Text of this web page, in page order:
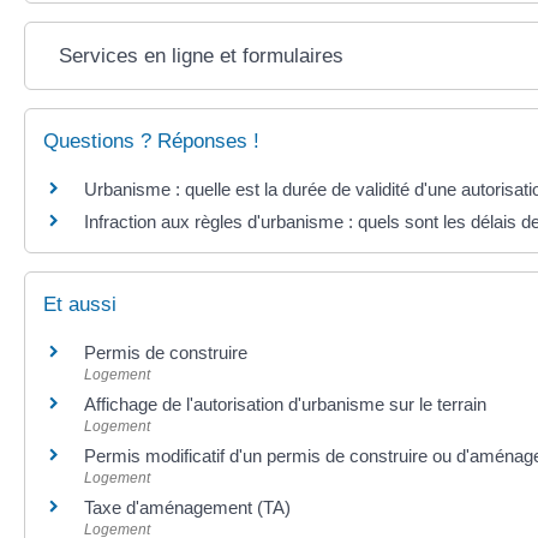
Services en ligne et formulaires
Questions ? Réponses !
Urbanisme : quelle est la durée de validité d'une
Infraction aux règles d'urbanisme : quels sont les délais
Et aussi
Permis de construire
Logement
Affichage de l'autorisation d'urbanisme sur le terrain
Logement
Permis modificatif d'un permis de construire ou
Logement
Taxe d'aménagement (TA)
Logement